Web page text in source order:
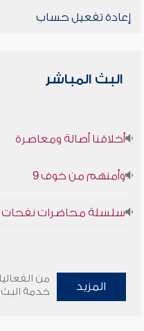
إعادة تفعيل حساب
البث المباشر
أخلاقنا أصالة ومعاصرة
وأمنهم من خوف 9
سلسلة محاضرات نفحات
المزيد
من
خدمة البث